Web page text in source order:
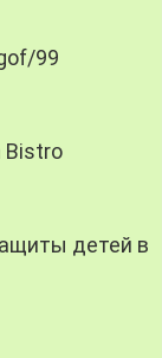
99
Bistro
детей в